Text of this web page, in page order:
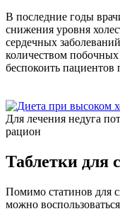
В последние годы
снижения уровня
сердечных
количеством
беспокоить пациентов
Для лечения недуга
рацион
Таблетки для
Помимо статинов для
можно